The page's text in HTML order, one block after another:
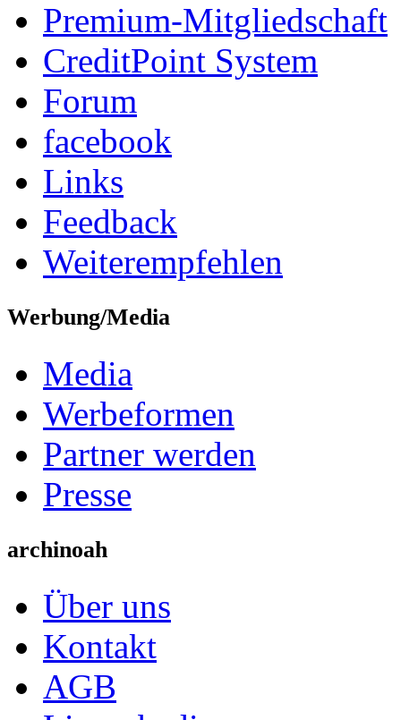
Premium-Mitgliedschaft
CreditPoint System
Forum
facebook
Links
Feedback
Weiterempfehlen
Werbung/Media
Media
Werbeformen
Partner werden
Presse
archinoah
Über uns
Kontakt
AGB